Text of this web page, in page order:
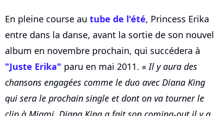
En pleine course au tube de l'été, Princess Erika
entre dans la danse, avant la sortie de son nouvel
album en novembre prochain, qui succédera à
"Juste Erika" paru en mai 2011. « Il y aura des
chansons engagées comme le duo avec Diana King
qui sera le prochain single et dont on va tourner le